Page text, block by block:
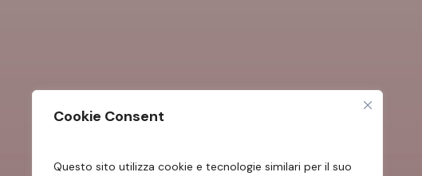
Cookie Consent
Questo sito utilizza cookie e tecnologie similari per il suo